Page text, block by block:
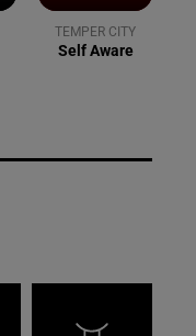
TEMPER CITY
Self Aware